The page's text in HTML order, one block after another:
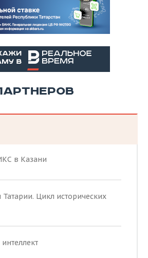
в Казани
Цикл исторических